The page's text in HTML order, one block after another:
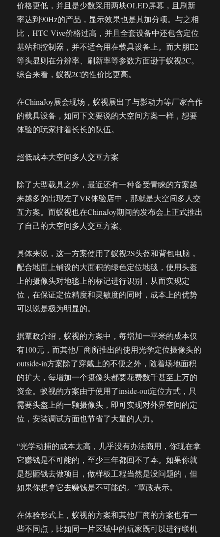
价格更低，并且是少数采用两块OLED屏幕，且刷新
率达到90Hz的产品，显示效果也是其加分项。与之相
比，HTC Vive价格过高，并且全套设备中还包含定位
基站和控制器，并不适合用在载具设备上。而大朋E2
等头显则在分辨率、刷新率等参数方面逊于蚁视2C。
综合来看，蚁视2C的性价比更高。
在ChinaJoy展会现场，蚁视展出了与影动力等厂家合作
的载具设备，如同下文要说的大空间方案一样，想要
体验的玩家排着长长的队伍。
超低成本大空间多人交互方案
除了大型载具之外，最近还有一种备受青睐的方案越
来越多的出现在了VR体验店中，那就是大空间多人交
互方案。而蚁视也在ChinaJoy期间的发布会上正式推出
了自己的大空间多人交互方案。
具体来说，这一方案使用了蚁视2S头盔和背包电脑，
配合地面上铺设的大面积的绿色定位地毯，使用头盔
上的摄像头对地毯上的标记进行识别，从而实现定
位，在保证定位精度和灵敏度的同时，成本上的优势
可以说是极为明显的。
据覃政介绍，蚁视的方案中，每增加一平米的成本仅
有100元，而其他厂商所推出的使用光学定位摄像头的
outside-in方案除了穿戴上的不便之外，随着场地面积
的扩大，每增加一个摄像头都要花费数千甚至上万的
资金。蚁视的方案由于使用了inside-out定位方式，只
需要头盔上的一颗摄像头，即可实现对外界空间的定
位，安装调试方面也节省了大量的人力。
“光学动捕的成本太高，几乎没有办法商用，你现在拿
它赚钱是不可能的，至少三年都回不了本。如果你就
是想砸钱去做项目，做样板工程当然是没问题的，但
如果你想拿它去赚钱是不可能的。”覃政表示。
在体验形式上，蚁视的方案和其他厂商的方案也有一
些不同点，比如同一片区域中的玩家既可以进行联机